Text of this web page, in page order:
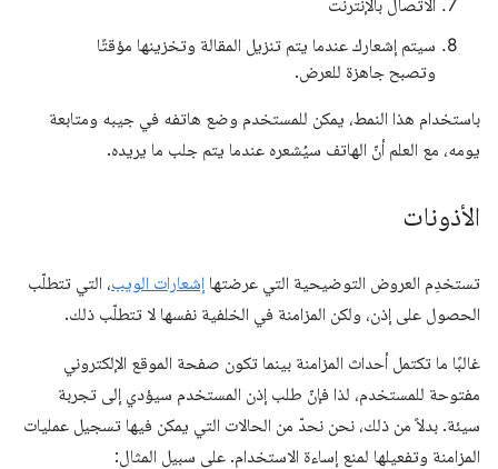
الاتصال بالإنترنت
سيتم إشعارك عندما يتم تنزيل المقالة وتخزينها مؤقتًا
وتصبح جاهزة للعرض.
باستخدام هذا النمط، يمكن للمستخدم وضع هاتفه في جيبه ومتابعة
يومه، مع العلم أنّ الهاتف سيُشعره عندما يتم جلب ما يريده.
الأذونات
تستخدِم العروض التوضيحية التي عرضتها إشعارات الويب، التي تتطلّب
الحصول على إذن، ولكن المزامنة في الخلفية نفسها لا تتطلّب ذلك.
غالبًا ما تكتمل أحداث المزامنة بينما تكون صفحة الموقع الإلكتروني
مفتوحة للمستخدم، لذا فإنّ طلب إذن المستخدم سيؤدي إلى تجربة
سيئة. بدلاً من ذلك، نحن نحدّ من الحالات التي يمكن فيها تسجيل عمليات
المزامنة وتفعيلها لمنع إساءة الاستخدام. على سبيل المثال: